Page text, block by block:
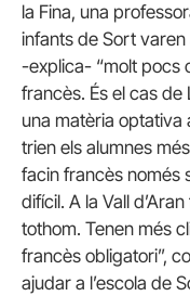
la Fina, una
infants de Sort
-explica- “molt pocs
francès. És el cas de
una matèria optativa
trien els alumnes
facin francès només
difícil. A la Vall
tothom. Tenen més
francès obligatori”,
ajudar a l’escola de